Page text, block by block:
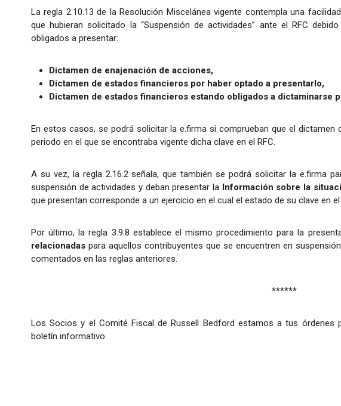
La regla 2.10.13 de la Resolución Miscelánea vigente contempla una
que hubieran solicitado la “Suspensión de actividades” ante el RFC
obligados a presentar:
Dictamen de enajenación de acciones,
Dictamen de estados financieros por haber optado a presentarlo,
Dictamen de estados financieros estando obligados a dictaminarse
En estos casos, se podrá solicitar la e.firma si comprueban que el
periodo en el que se encontraba vigente dicha clave en el RFC.
A su vez, la regla 2.16.2 señala, que también se podrá solicitar la e.firma
suspensión de actividades y deban presentar la Información sobre la
que presentan corresponde a un ejercicio en el cual el estado de su clave en el
Por último, la regla 3.9.8 establece el mismo procedimiento para la
relacionadas para aquellos contribuyentes que se encuentren en
comentados en las reglas anteriores.
******
Los Socios y el Comité Fiscal de Russell Bedford estamos a tus órdenes
boletín informativo.